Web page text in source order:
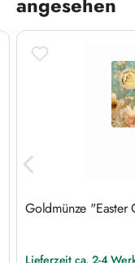
Goldmünze
Lieferzeit ca. 2-4